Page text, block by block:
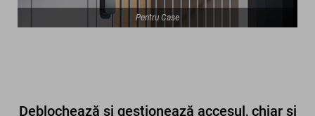
Pentru Case
Deblochează și gestionează accesul, chiar și